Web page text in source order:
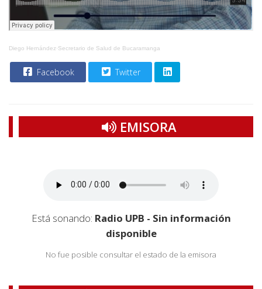
Diego Hernández·Secretario de Salud de Bucaramanga
Facebook Twitter
EMISORA
Está sonando: Radio UPB - Sin información
disponible
No fue posible consultar el estado de la emisora